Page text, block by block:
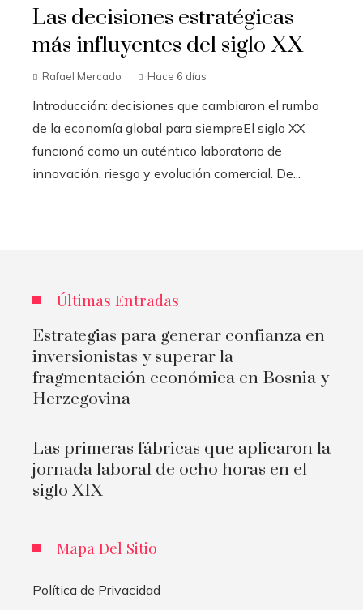
Las decisiones estratégicas
más influyentes del siglo XX
Rafael Mercado Hace 6 días
Introducción: decisiones que cambiaron el rumbo
de la economía global para siempreEl siglo XX
funcionó como un auténtico laboratorio de
innovación, riesgo y evolución comercial. De...
Últimas Entradas
Estrategias para generar confianza en
inversionistas y superar la
fragmentación económica en Bosnia y
Herzegovina
Las primeras fábricas que aplicaron la
jornada laboral de ocho horas en el
siglo XIX
Mapa Del Sitio
Política de Privacidad